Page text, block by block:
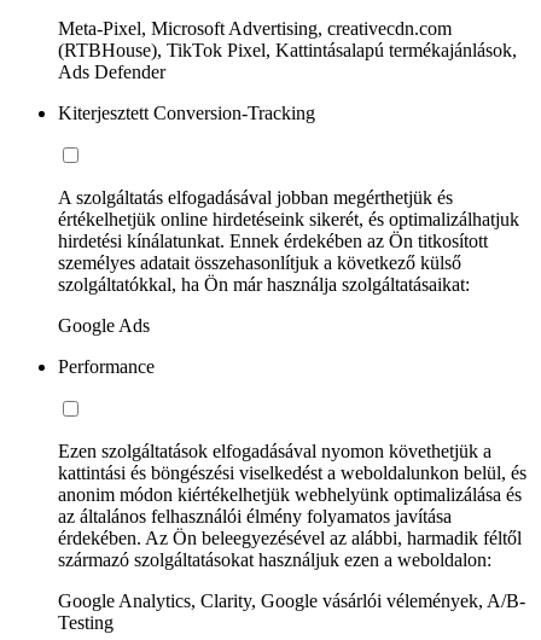
Meta-Pixel, Microsoft Advertising, creativecdn.com
(RTBHouse), TikTok Pixel, Kattintásalapú termékajánlások,
Ads Defender
Kiterjesztett Conversion-Tracking
A szolgáltatás elfogadásával jobban megérthetjük és
értékelhetjük online hirdetéseink sikerét, és optimalizálhatjuk
hirdetési kínálatunkat. Ennek érdekében az Ön titkosított
személyes adatait összehasonlítjuk a következő külső
szolgáltatókkal, ha Ön már használja szolgáltatásaikat:
Google Ads
Performance
Ezen szolgáltatások elfogadásával nyomon követhetjük a
kattintási és böngészési viselkedést a weboldalunkon belül, és
anonim módon kiértékelhetjük webhelyünk optimalizálása és
az általános felhasználói élmény folyamatos javítása
érdekében. Az Ön beleegyezésével az alábbi, harmadik féltől
származó szolgáltatásokat használjuk ezen a weboldalon:
Google Analytics, Clarity, Google vásárlói vélemények, A/B-
Testing